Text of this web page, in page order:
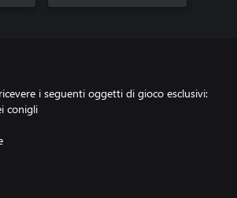
i seguenti oggetti di gioco esclusivi:
conigli